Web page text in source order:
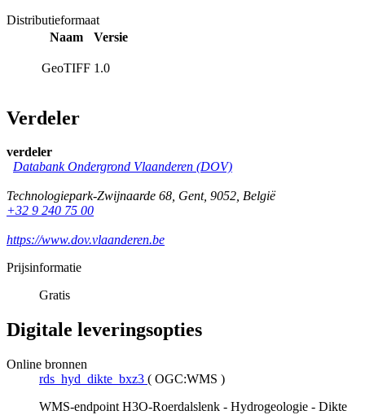
Distributieformaat
Naam
Versie
GeoTIFF 1.0
Verdeler
verdeler
Databank Ondergrond Vlaanderen (DOV)
Technologiepark-Zwijnaarde 68, Gent, 9052, België
+32 9 240 75 00
https://www.dov.vlaanderen.be
Prijsinformatie
Gratis
Digitale leveringsopties
Online bronnen
rds_hyd_dikte_bxz3 ( OGC:WMS )
WMS-endpoint H3O-Roerdalslenk - Hydrogeologie - Dikte